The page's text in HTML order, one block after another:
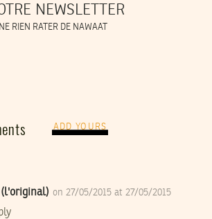
NEWSLETTER
RIEN RATER DE NAWAAT
ADD YOURS
(l'original) on 27/05/2015 at 27/05/2015